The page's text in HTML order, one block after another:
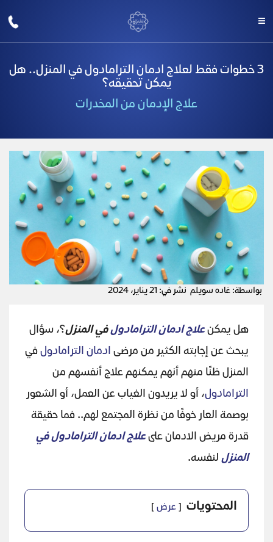
3 خطوات فقط لعلاج ادمان الترامادول في المنزل.. هل
يمكن تحقيقه؟
علاج الإدمان من المخدرات
بواسطة: غاده سويلم نشر في: 21 يناير، 2024
هل يمكنعلاج ادمان الترامادولفي المنزل؟، سؤال
يبحث عن إجابته الكثير من مرضى ادمان الترامادولفي
المنزل ظنًا منهم أنهم يمكنهم علاج أنفسهم من
الترامادول، أو لا يريدون الغياب عن العمل، أو الشعور
بوصمة العار خوفًا من نظرة المجتمع لهم.. فما حقيقة
قدرة مريض الادمان علىعلاج ادمان الترامادول في
المنزل لنفسه.
المحتويات عرض